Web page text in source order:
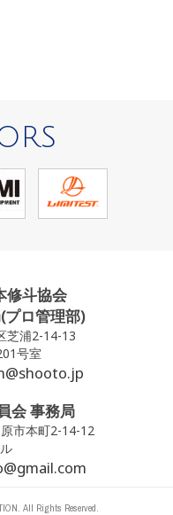
修斗協会
プロ管理部)
芝浦2-14-13
号室
会 事務局
市本町2-14-12
All Rights Reserved.